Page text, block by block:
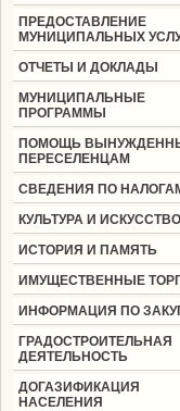
ПРЕДОСТАВЛЕНИЕ
МУНИЦИПАЛЬНЫХ
ОТЧЕТЫ И ДОКЛАДЫ
МУНИЦИПАЛЬНЫЕ
ПРОГРАММЫ
ПОМОЩЬ
ПЕРЕСЕЛЕНЦАМ
СВЕДЕНИЯ ПО
КУЛЬТУРА И ИСКУССТВО
ИСТОРИЯ И ПАМЯТЬ
ИМУЩЕСТВЕННЫЕ
ИНФОРМАЦИЯ ПО
ГРАДОСТРОИТЕЛЬНАЯ
ДЕЯТЕЛЬНОСТЬ
ДОГАЗИФИКАЦИЯ
НАСЕЛЕНИЯ